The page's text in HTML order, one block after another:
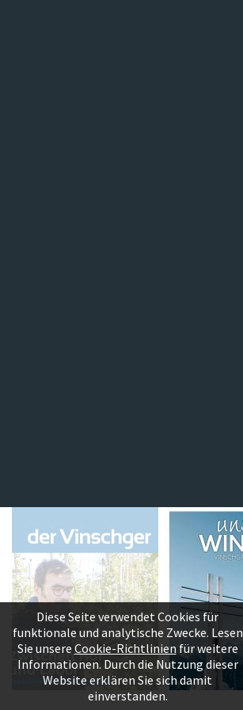
Diese Seite verwendet Cookies für
funktionale und analytische Zwecke. Lesen
Sie unsere Cookie-Richtlinienfür weitere
Informationen. Durch die Nutzung dieser
Website erklären Sie sich damit
einverstanden.